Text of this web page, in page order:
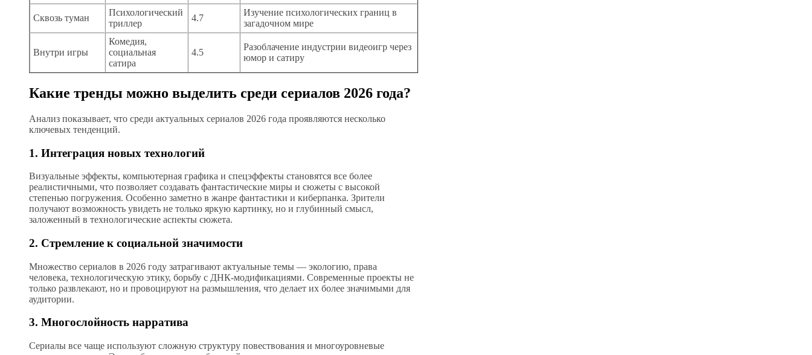
Сквозь туман
Психологический
триллер
4.7
Изучение психологических границ в
загадочном мире
Внутри игры
Комедия,
социальная
сатира
4.5
Разоблачение индустрии видеоигр через
юмор и сатиру
Какие тренды можно выделить среди сериалов 2026 года?
Анализ показывает, что среди актуальных сериалов 2026 года проявляются несколько
ключевых тенденций.
1. Интеграция новых технологий
Визуальные эффекты, компьютерная графика и спецэффекты становятся все более
реалистичными, что позволяет создавать фантастические миры и сюжеты с высокой
степенью погружения. Особенно заметно в жанре фантастики и киберпанка. Зрители
получают возможность увидеть не только яркую картинку, но и глубинный смысл,
заложенный в технологические аспекты сюжета.
2. Стремление к социальной значимости
Множество сериалов в 2026 году затрагивают актуальные темы — экологию, права
человека, технологическую этику, борьбу с ДНК-модификациями. Современные проекты не
только развлекают, но и провоцируют на размышления, что делает их более значимыми для
аудитории.
3. Многослойность нарратива
Сериалы все чаще используют сложную структуру повествования и многоуровневые